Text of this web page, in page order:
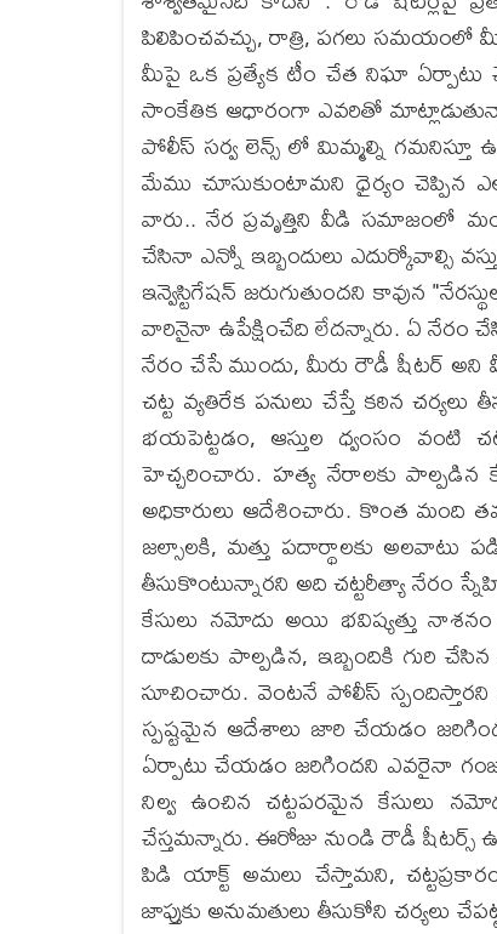
పిలిపించవచ్చు, రాత్రి, పగలు సమయంలో మీ
మీపై ఒక ప్రత్యేక టీం చేత నిఘా ఏర్పాటు
సాంకేతిక ఆధారంగా ఎవరితో
పోలీస్ సర్వ లెన్స్ లో మిమ్మల్ని గమనిస్తూ
మేము చూసుకుంటామని ధైర్యం చెప్పిన
వారు.. నేర ప్రవృత్తిని వీడి సమాజంలో
చేసినా ఎన్నో ఇబ్బందులు ఎదుర్కోవాల్సి
ఇన్వెస్టిగేషన్ జరుగుతుందని కావున
వారినైనా ఉపేక్షించేది లేదన్నారు. ఏ నేరం
నేరం చేసే ముందు, మీరు రౌడీ షీటర్ అని
చట్ట వ్యతిరేక పనులు చేస్తే కఠిన
భయపెట్టడం, ఆస్తుల ధ్వంసం వంటి
హెచ్చరించారు. హత్య నేరాలకు
అధికారులు ఆదేశించారు. కొంత మంది
జల్సాలకి, మత్తు పదార్థాలకు అలవాటు
తీసుకొంటున్నారని అది చట్టరీత్యా నేరం
కేసులు నమోదు అయి భవిష్యత్తు
దాడులకు పాల్పడిన, ఇబ్బందికి గురి
సూచించారు. వెంటనే పోలీస్ స్పందిస్తారని
స్పష్టమైన ఆదేశాలు జారి చేయడం
ఏర్పాటు చేయడం జరిగిందని ఎవరైనా
నిల్వ ఉంచిన చట్టపరమైన కేసులు
చేస్తమన్నారు. ఈరోజు నుండి రౌడీ
పిడి యాక్ట్ అమలు చేస్తామని,
జాప్తుకు అనుమతులు తీసుకోని చర్యలు